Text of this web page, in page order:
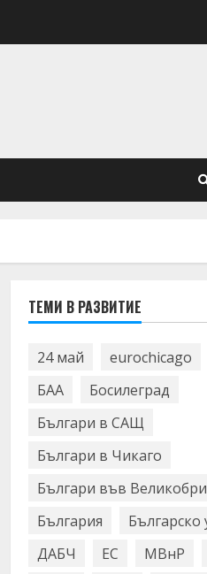
ТЕМИ В РАЗВИТИЕ
24 май eurochicago
БАА
Босилеград
Българи в САЩ
Българи в Чикаго
Българи във
България
ДАБЧ
ЕС МВнР